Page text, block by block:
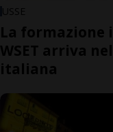
USSE
La formazione
WSET arriva
italiana